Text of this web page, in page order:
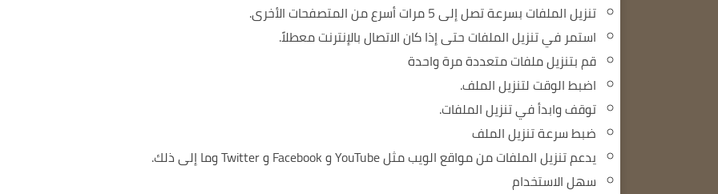
تنزيل الملفات بسرعة تصل إلى 5 مرات أسرع من المتصفحات الأخرى.
استمر في تنزيل الملفات حتى إذا كان الاتصال بالإنترنت معطلاً.
قم بتنزيل ملفات متعددة مرة واحدة
اضبط الوقت لتنزيل الملف.
توقف وابدأ في تنزيل الملفات.
ضبط سرعة تنزيل الملف
يدعم تنزيل الملفات من مواقع الويب مثل YouTube و Facebook و Twitter وما إلى ذلك.
سهل الاستخدام